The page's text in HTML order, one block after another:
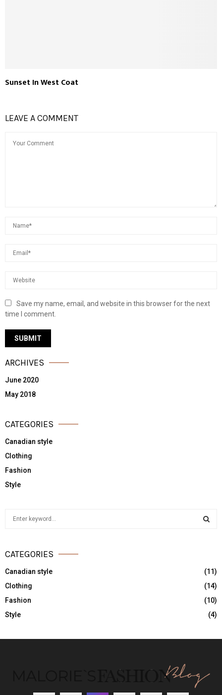
Sunset In West Coat
LEAVE A COMMENT
Save my name, email, and website in this browser for the next
time I comment.
ARCHIVES
June 2020
May 2018
CATEGORIES
Canadian style
Clothing
Fashion
Style
c
f
o
r
A
R
H
CATEGORIES
Canadian style
(11)
Clothing
(14)
Fashion
(10)
Style
(4)